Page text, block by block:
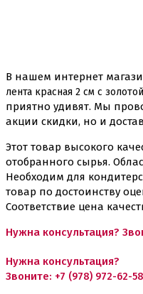
В нашем интернет
лента красная 2 см с
приятно удивят. Мы
акции скидки, но и
Этот товар высокого
отобранного сырья.
Необходим для
товар по достоинству
Соответствие цена
Нужна консультация?
Нужна консультация?
Звоните: +7 (978) 972-62-58